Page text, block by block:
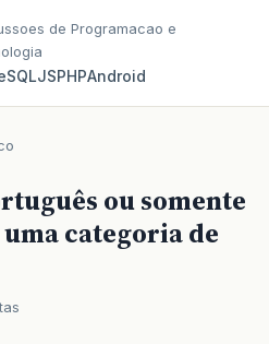
de Programacao e
SQLJSPHPAndroid
ou somente
categoria de